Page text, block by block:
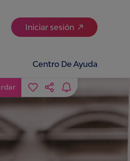
Iniciar sesión
Centro De Ayuda